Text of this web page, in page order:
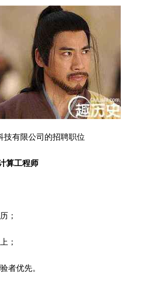
技有限公司的招聘职位
算工程师
；
；
者优先。